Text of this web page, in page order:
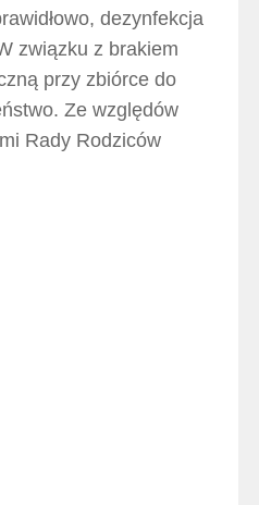
dezynfekcja
związku z brakiem
przy zbiórce do
Ze względów
Rady Rodziców